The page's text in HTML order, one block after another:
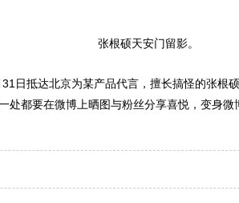
张根硕天安门留影。
日抵达北京为某产品代言，擅长搞怪的张根
处都要在微博上晒图与粉丝分享喜悦，变身微